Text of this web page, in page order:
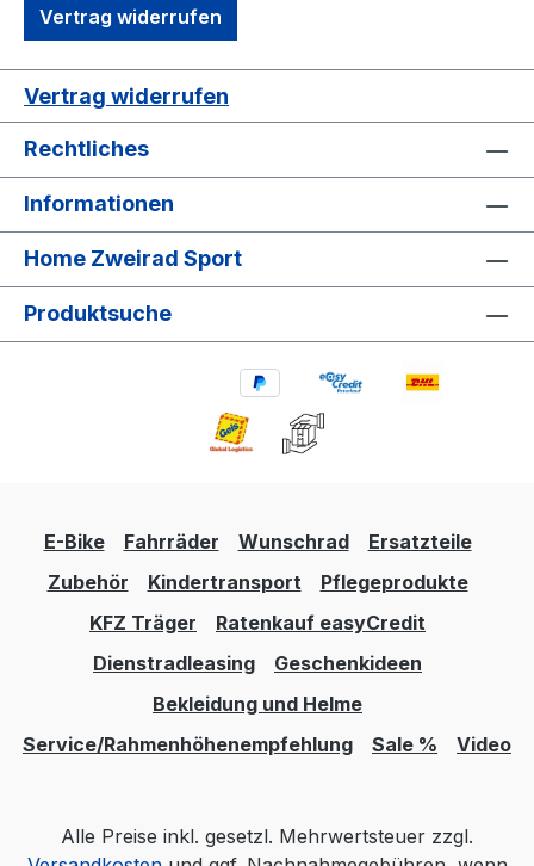
Vertrag widerrufen
Vertrag widerrufen
Rechtliches
Informationen
Home Zweirad Sport
Produktsuche
E-Bike Fahrräder Wunschrad
Ersatzteile
Zubehör
Kindertransport
Pflegeprodukte
KFZ Träger
Ratenkauf easyCredit
Dienstradleasing
Geschenkideen
Bekleidung und Helme
Service/Rahmenhöhenempfehlung
Sale % Video
Alle Preise inkl. gesetzl. Mehrwertsteuer zzgl.